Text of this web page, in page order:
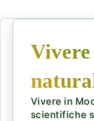
Vivere in
scientifiche